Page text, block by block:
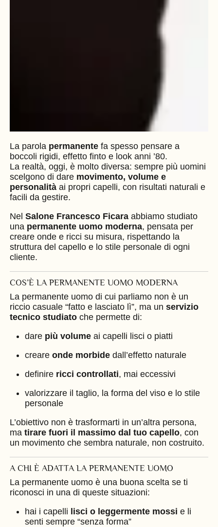
La parola permanente fa spesso pensare a
boccoli rigidi, effetto finto e look anni ’80.
La realtà, oggi, è molto diversa: sempre più uomini
scelgono di dare movimento, volume e
personalità ai propri capelli, con risultati naturali e
facili da gestire.
Nel Salone Francesco Ficara abbiamo studiato
una permanente uomo moderna, pensata per
creare onde e ricci su misura, rispettando la
struttura del capello e lo stile personale di ogni
cliente.
COS’È LA PERMANENTE UOMO MODERNA
La permanente uomo di cui parliamo non è un
riccio casuale “fatto e lasciato lì”, ma un servizio
tecnico studiato che permette di:
dare più volumeai capelli lisci o piatti
creare onde morbidedall’effetto naturale
definire ricci controllati, mai eccessivi
valorizzare il taglio, la forma del viso e lo stile
personale
L’obiettivo non è trasformarti in un’altra persona,
ma tirare fuori il massimo dal tuo capello, con
un movimento che sembra naturale, non costruito.
A CHI È ADATTA LA PERMANENTE UOMO
La permanente uomo è una buona scelta se ti
riconosci in una di queste situazioni:
hai i capelli lisci o leggermente mossi e li
senti sempre “senza forma”